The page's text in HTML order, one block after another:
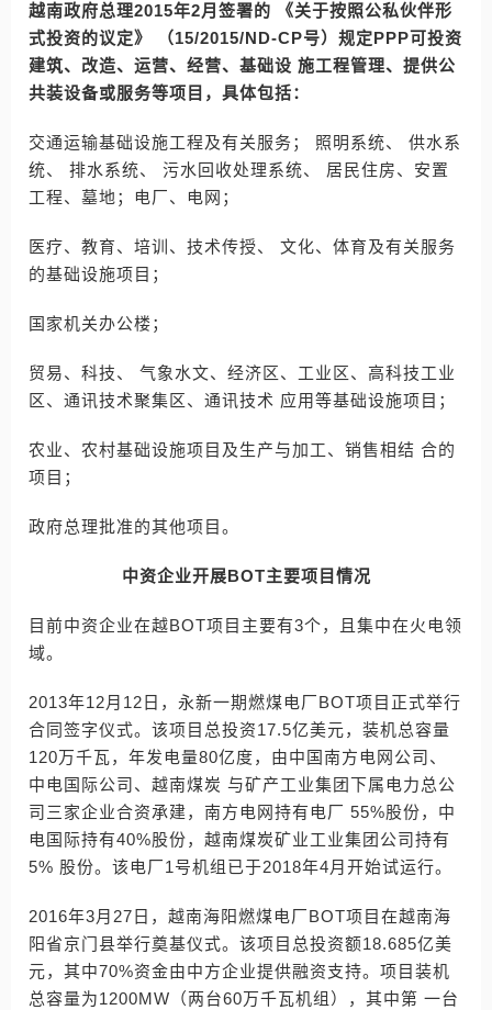
越南政府总理2015年2月签署的 《关于按照公私伙伴形
式投资的议定》 （15/2015/ND-CP号）规定PPP可投资
建筑、改造、运营、经营、基础设 施工程管理、提供公
共装设备或服务等项目，具体包括：
交通运输基础设施工程及有关服务； 照明系统、 供水系
统、 排水系统、 污水回收处理系统、 居民住房、安置
工程、墓地；电厂、电网；
医疗、教育、培训、技术传授、 文化、体育及有关服务
的基础设施项目；
国家机关办公楼；
贸易、科技、 气象水文、经济区、工业区、高科技工业
区、通讯技术聚集区、通讯技术 应用等基础设施项目；
农业、农村基础设施项目及生产与加工、销售相结 合的
项目；
政府总理批准的其他项目。
中资企业开展BOT主要项目情况
目前中资企业在越BOT项目主要有3个，且集中在火电领
域。
2013年12月12日，永新一期燃煤电厂BOT项目正式举行
合同签字仪式。该项目总投资17.5亿美元，装机总容量
120万千瓦，年发电量80亿度，由中国南方电网公司、
中电国际公司、越南煤炭 与矿产工业集团下属电力总公
司三家企业合资承建，南方电网持有电厂 55%股份，中
电国际持有40%股份，越南煤炭矿业工业集团公司持有
5% 股份。该电厂1号机组已于2018年4月开始试运行。
2016年3月27日，越南海阳燃煤电厂BOT项目在越南海
阳省京门县举行奠基仪式。该项目总投资额18.685亿美
元，其中70%资金由中方企业提供融资支持。项目装机
总容量为1200MW（两台60万千瓦机组），其中第 一台